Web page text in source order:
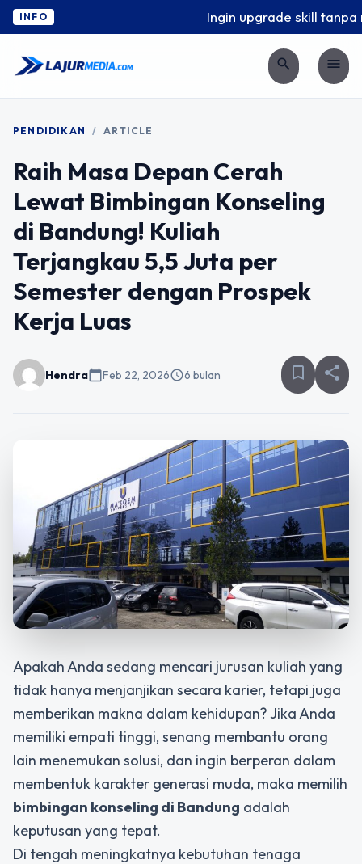
INFO Ingin upgrade skill tanpa
search menu
PENDIDIKAN / ARTICLE
Raih Masa Depan Cerah
Lewat Bimbingan Konseling
di Bandung! Kuliah
Terjangkau 5,5 Juta per
Semester dengan Prospek
Kerja Luas
Hendracalendar_todayFeb 22, 2026schedule6 bulan bookmark_border share
Apakah Anda sedang mencari jurusan kuliah yang
tidak hanya menjanjikan secara karier, tetapi juga
memberikan makna dalam kehidupan? Jika Anda
memiliki empati tinggi, senang membantu orang
lain menemukan solusi, dan ingin berperan dalam
membentuk karakter generasi muda, maka memilih
bimbingan konseling di Bandung adalah
keputusan yang tepat.
Di tengah meningkatnya kebutuhan tenaga